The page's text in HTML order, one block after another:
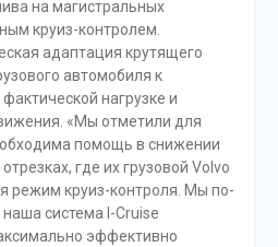
на магистральных
круиз-контролем.
адаптация крутящего
автомобиля к
нагрузке и
«Мы отметили для
помощь в снижении
где их грузовой Volvo
режим круиз-контроля. Мы по-
система I-Cruise
эффективно